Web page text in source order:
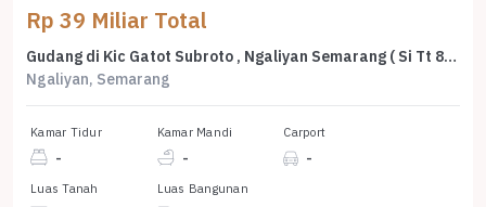
Rp 39 Miliar Total
Gudang di Kic Gatot Subroto , Ngaliyan Semarang ( Si Tt 8798 )
Ngaliyan, Semarang
Kamar Tidur
-
Kamar Mandi
-
Carport
-
Luas Tanah Luas Bangunan